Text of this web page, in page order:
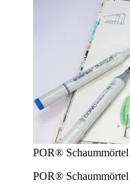
POR® Schaummörtel
POR®